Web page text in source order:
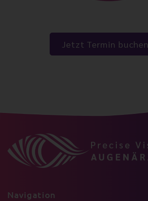
Jetzt Termin buchen
Navigation